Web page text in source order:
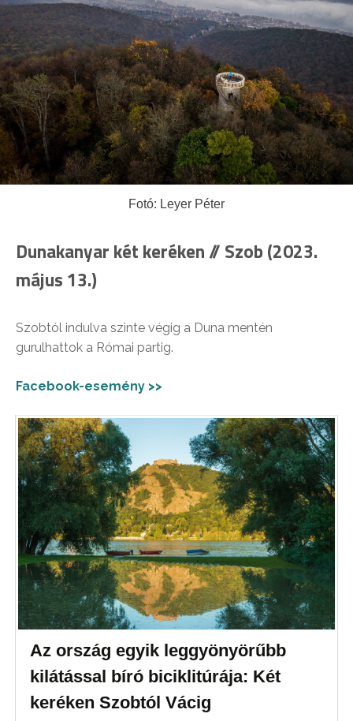
Fotó: Leyer Péter
Dunakanyar két keréken // Szob (2023.
május 13.)
Szobtól indulva szinte végig a Duna mentén
gurulhattok a Római partig.
Facebook-esemény >>
Az ország egyik leggyönyörűbb
kilátással bíró biciklitúrája: Két
keréken Szobtól Vácig